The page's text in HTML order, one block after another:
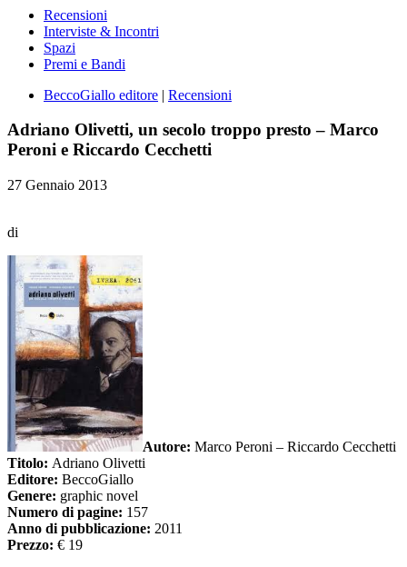
Recensioni
Interviste & Incontri
Spazi
Premi e Bandi
BeccoGiallo editore | Recensioni
Adriano Olivetti, un secolo troppo presto – Marco
Peroni e Riccardo Cecchetti
27 Gennaio 2013
di
Autore: Marco Peroni – Riccardo Cecchetti
Titolo: Adriano Olivetti
Editore: BeccoGiallo
Genere: graphic novel
Numero di pagine: 157
Anno di pubblicazione: 2011
Prezzo: € 19